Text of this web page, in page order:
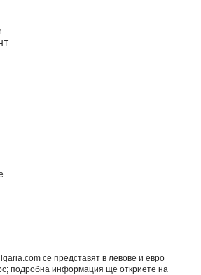
се представят в левове и евро
подробна информация ще откриете на